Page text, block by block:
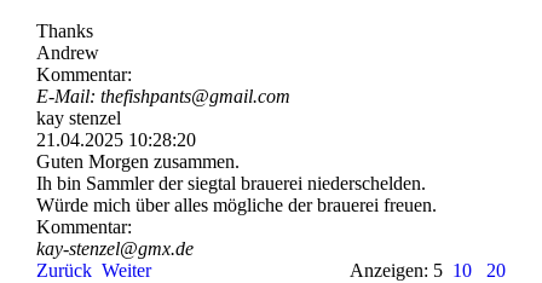
Thanks
Andrew
Kommentar:
E-Mail: thefishpants@gmail.com
kay stenzel
21.04.2025 10:28:20
Guten Morgen zusammen.
Ih bin Sammler der siegtal brauerei niederschelden.
Würde mich über alles mögliche der brauerei freuen.
Kommentar:
kay-stenzel@gmx.de
Zurück Weiter Anzeigen: 5 10 20